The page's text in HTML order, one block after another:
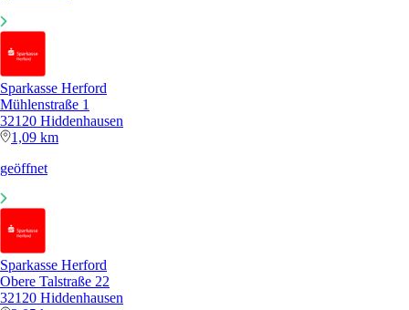
Sparkasse Herford
Mühlenstraße 1
32120 Hiddenhausen
1,09 km
geöffnet
Sparkasse Herford
Obere Talstraße 22
32120 Hiddenhausen